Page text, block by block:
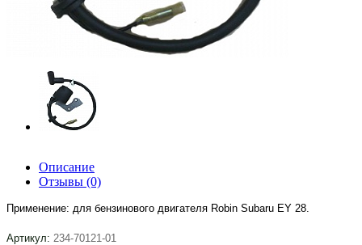
Описание
Отзывы (0)
Применение: для бензинового двигателя Robin Subaru EY 28.
Артикул: 234-70121-01